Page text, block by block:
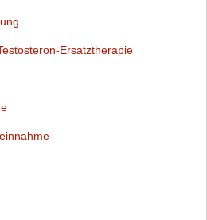
Ersatztherapie